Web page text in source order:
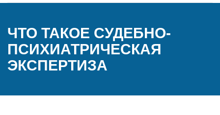
ЧТО ТАКОЕ СУДЕБНО-
ПСИХИАТРИЧЕСКАЯ
ЭКСПЕРТИЗА